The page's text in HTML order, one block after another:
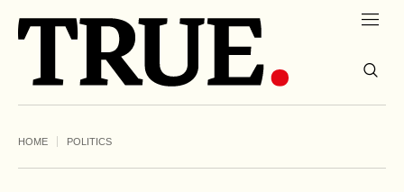
HOME POLITICS